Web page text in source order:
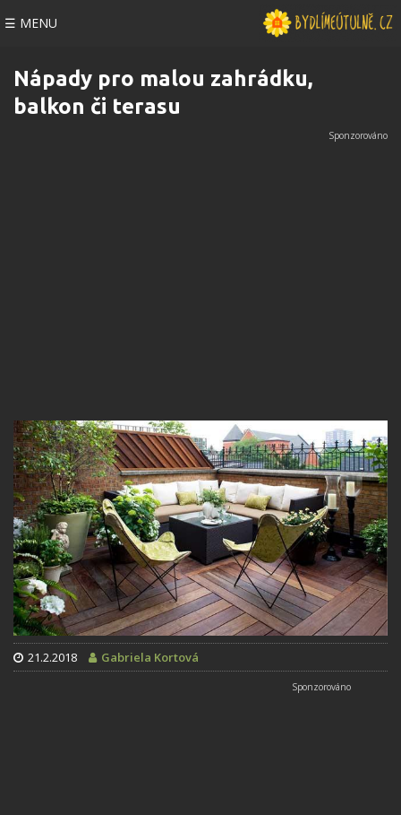
☰ MENU
Nápady pro malou zahrádku,
balkon či terasu
21.2.2018 Gabriela Kortová